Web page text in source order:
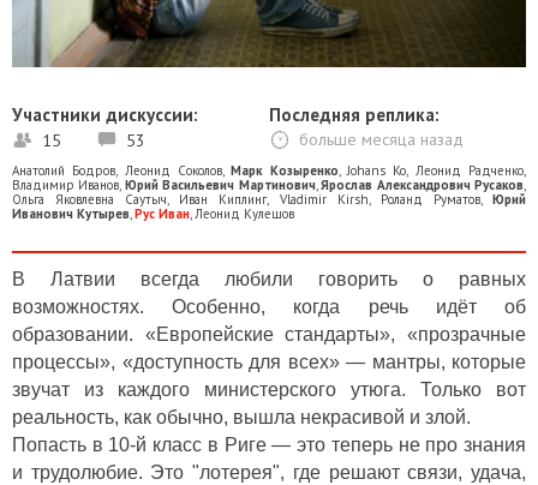
Участники дискуссии:
15 53
Последняя реплика:
больше месяца назад
Анатолий Бодров, Леонид Соколов,Марк Козыренко,Johans Ko, Леонид Радченко,
Владимир Иванов, Юрий Васильевич Мартинович,Ярослав Александрович Русаков,
Ольга Яковлевна Саутыч, Иван Киплинг, Vladimir Kirsh, Роланд Руматов,Юрий
Иванович Кутырев,Рус Иван,Леонид Кулешов
В Латвии всегда любили говорить о равных
возможностях. Особенно, когда речь идёт об
образовании. «Европейские стандарты», «прозрачные
процессы», «доступность для всех» — мантры, которые
звучат из каждого министерского утюга. Только вот
реальность, как обычно, вышла некрасивой и злой.
Попасть в 10-й класс в Риге — это теперь не про знания
и трудолюбие. Это "лотерея", где решают связи, удача,